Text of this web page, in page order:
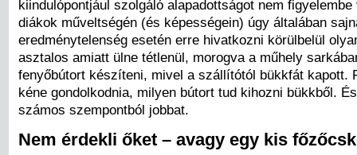
kiindulópontjául szolgáló alapadottságot nem figyelembe
diákok műveltségén (és képességein) úgy általában
eredménytelenség esetén erre hivatkozni körülbelül
asztalos amiatt ülne tétlenül, morogva a műhely
fenyőbútort készíteni, mivel a szállítótól bükkfát kapott.
kéne gondolkodnia, milyen bútort tud kihozni bükkből.
számos szempontból jobbat.
Nem érdekli őket – avagy egy kis